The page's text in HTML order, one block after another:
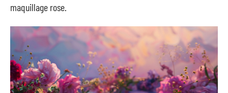
maquillage rose.